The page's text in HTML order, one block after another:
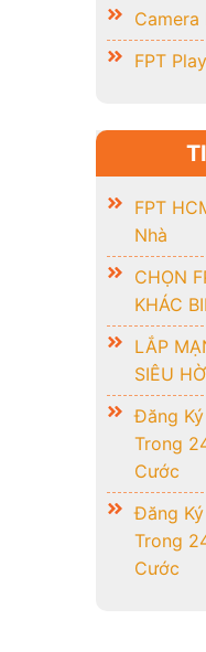
Camera
FPT
FPT
Nhà
CHỌN
KHÁC
LẮP
SIÊU
Đăng
Trong
Cước
Đăng
Trong
Cước